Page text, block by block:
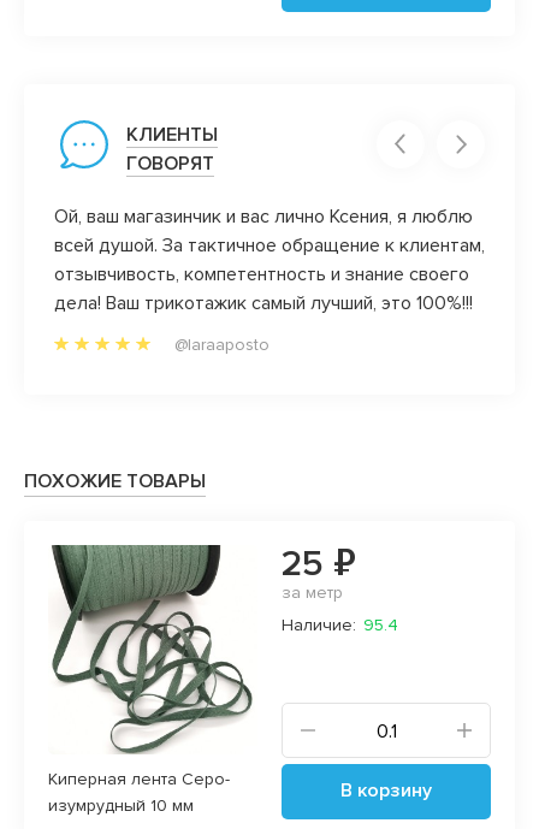
КЛИЕНТЫ
ГОВОРЯТ
Ой, ваш магазинчик и вас лично Ксения, я люблю
всей душой. За тактичное обращение к клиентам,
отзывчивость, компетентность и знание своего
дела! Ваш трикотажик самый лучший, это 100%!!!
@laraaposto
ПОХОЖИЕ ТОВАРЫ
Киперная лента Серо-
изумрудный 10 мм
25 ₽
за метр
Наличие: 95.4
В корзину